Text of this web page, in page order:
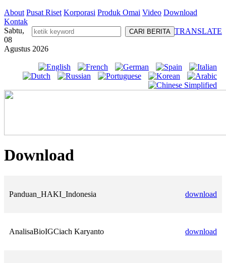
About Pusat Riset Korporasi Produk Omai Video Download
Kontak
TRANSLATE
Sabtu,
08
Agustus 2026
Download
Panduan_HAKI_Indonesia download
AnalisaBioIGCiach Karyanto download